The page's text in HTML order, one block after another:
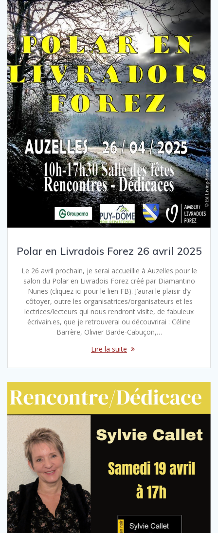
Polar en Livradois Forez 26 avril 2025
Le 26 avril prochain, je serai accueillie à Auzelles pour le
salon du Polar en Livradois Forez créé par Diamantino
Nunes (cliquez ici pour le lien FB). J’aurai le plaisir d’y
côtoyer, outre les organisatrices/organisateurs et les
lectrices/lecteurs qui nous rendront visite, de fabuleux
écrivain.es, que je retrouverai ou découvrirai : Céline
Barrère, Olivier Barde-Cabuçon,…
Lire la suite